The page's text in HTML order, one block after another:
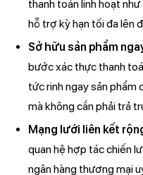
thanh toán linh hoạt
hỗ trợ kỳ hạn tối đa lên
Sở hữu sản phẩm
bước xác thực thanh
tức rinh ngay sản phẩm
mà không cần phải trả
Mạng lưới liên kết
quan hệ hợp tác chiến
ngân hàng thương mại